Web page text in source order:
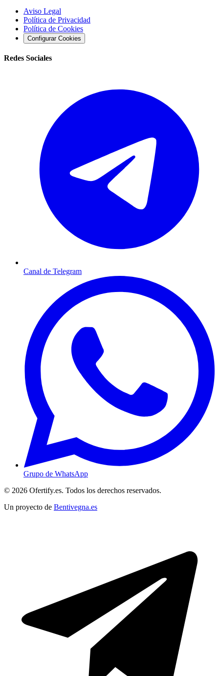
Aviso Legal
Política de Privacidad
Política de Cookies
Configurar Cookies
Redes Sociales
Canal de Telegram
Grupo de WhatsApp
© 2026 Ofertify.es. Todos los derechos reservados.
Un proyecto de Bentivegna.es